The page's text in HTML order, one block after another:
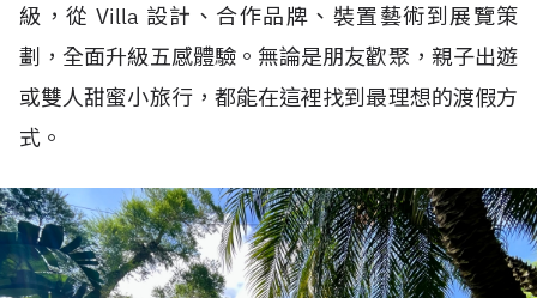
級，從 Villa 設計、合作品牌、裝置藝術到展覽策
劃，全面升級五感體驗。無論是朋友歡聚，親子出遊
或雙人甜蜜小旅行，都能在這裡找到最理想的渡假方
式。